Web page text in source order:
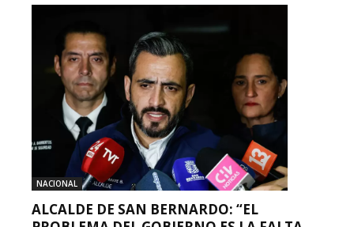
NACIONAL
ALCALDE DE SAN BERNARDO: “EL